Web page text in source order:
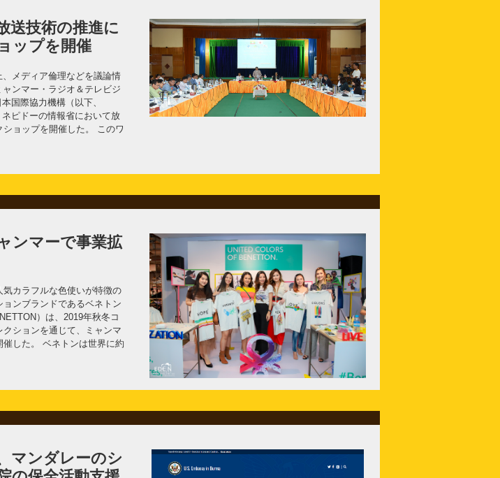
送技術の推進に
ップを開催
メディア倫理などを議論情
ンマー・ラジオ＆テレビジ
国際協力機構（以下、
ピドーの情報省において放
ョップを開催した。 このワ
ンマーで事業拡
気カラフルな色使いが特徴の
ョンブランドであるベネトン
）は、2019年秋冬コ
ションを通じて、ミャンマ
した。 ベネトンは世界に約
マンダレーのシ